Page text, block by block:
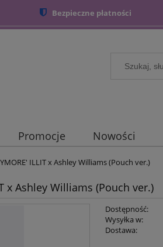
Bezpieczne płatności
Promocje Nowości
ILLIT x Ashley Williams (Pouch ver.)
x Ashley Williams (Pouch ver.)
Dostępność:
Wysyłka w:
Dostawa: